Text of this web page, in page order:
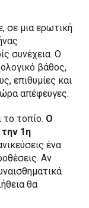
σε μια ερωτική
συνέχεια. Ο
βάθος,
επιθυμίες και
απέφευγες.
τοπίο. Ο
1η
ένα
Αν
θα